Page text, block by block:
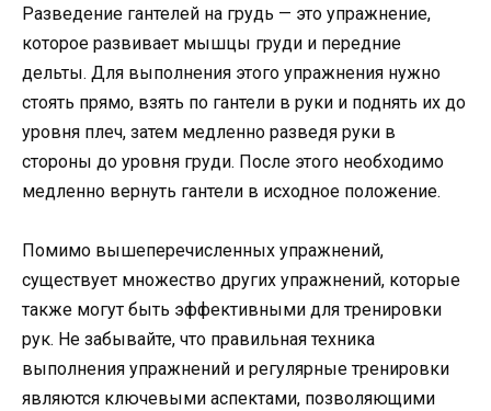
Разведение гантелей на грудь — это упражнение,
которое развивает мышцы груди и передние
дельты. Для выполнения этого упражнения нужно
стоять прямо, взять по гантели в руки и поднять их до
уровня плеч, затем медленно разведя руки в
стороны до уровня груди. После этого необходимо
медленно вернуть гантели в исходное положение.
Помимо вышеперечисленных упражнений,
существует множество других упражнений, которые
также могут быть эффективными для тренировки
рук. Не забывайте, что правильная техника
выполнения упражнений и регулярные тренировки
являются ключевыми аспектами, позволяющими